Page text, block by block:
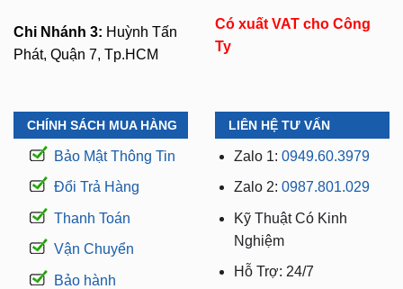
Chi Nhánh 3: Huỳnh Tấn
Phát, Quận 7, Tp.HCM
Có xuất VAT cho Công
Ty
CHÍNH SÁCH MUA HÀNG
Bảo Mật Thông Tin
Đổi Trả Hàng
Thanh Toán
Vận Chuyển
Bảo hành
LIÊN HỆ TƯ VẤN
Zalo 1: 0949.60.3979
Zalo 2: 0987.801.029
Kỹ Thuật Có Kinh
Nghiệm
Hỗ Trợ: 24/7